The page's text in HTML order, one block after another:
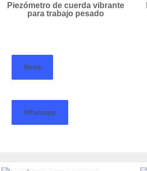
Piezómetro de cuerda vibrante
para trabajo pesado
filtros
Whatsapp